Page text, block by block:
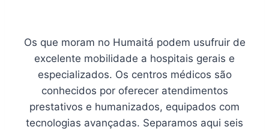
Os que moram no Humaitá podem usufruir de
excelente mobilidade a hospitais gerais e
especializados. Os centros médicos são
conhecidos por oferecer atendimentos
prestativos e humanizados, equipados com
tecnologias avançadas. Separamos aqui seis